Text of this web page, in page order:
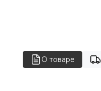
О товаре